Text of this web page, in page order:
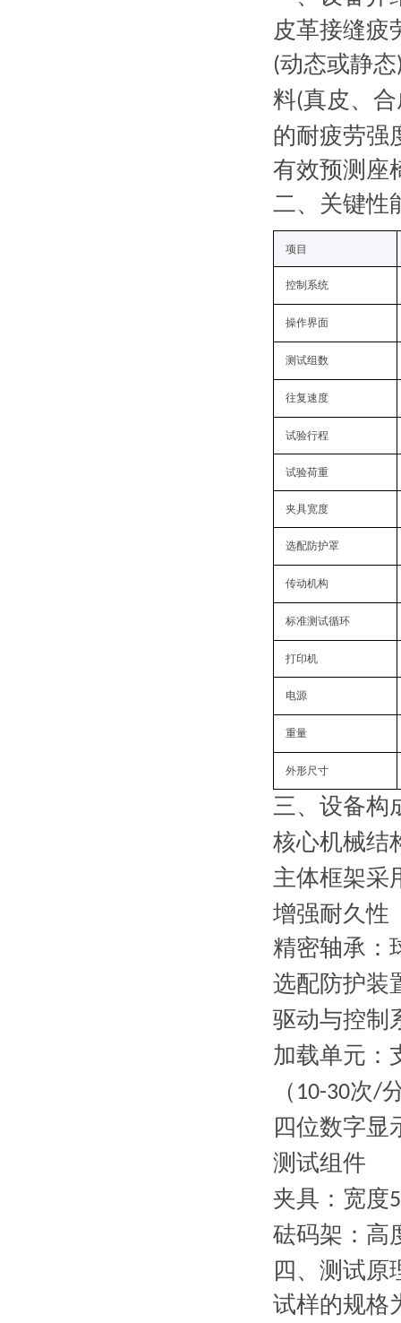
皮革接缝疲
(动态或静态
料(真皮、
的耐疲劳强
有效预测座
二、关键性
项目
控制系统
操作界面
测试组数
往复速度
试验行程
试验荷重
夹具宽度
选配防护罩
传动机构
标准测试循环
打印机
电源
重量
外形尺寸
三、 设备构
核心机械结
主体框架采
增强耐久性
精密轴承
选配防护装
驱动与控制
加载单元
（ 10-30次/
四位数字显
测试组件
夹具 ：宽度
砝码架 ：
四、测试原
试样的规格